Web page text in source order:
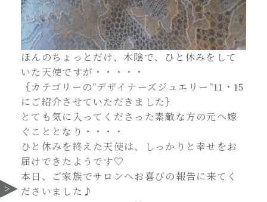
ほんのちょっとだけ、木陰で、ひと休みをして
いた天使ですが・・・・・
｛カテゴリーの”デザイナーズジュエリー”11・15
にご紹介させていただきました｝
とても気に入ってくださった素敵な方の元へ嫁
ぐこととなり・・・・
ひと休みを終えた天使は、しっかりと幸せをお
届けできたようです♡
本日、ご家族でサロンへお喜びの報告に来てく
ださいました♪